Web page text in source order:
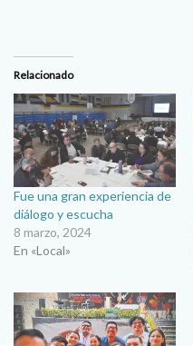
Relacionado
Fue una gran experiencia de
diálogo y escucha
8 marzo, 2024
En «Local»